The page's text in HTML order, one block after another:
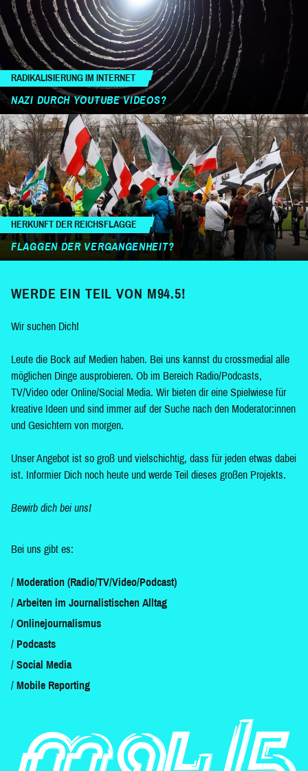
RADIKALISIERUNG IM INTERNET
NAZI DURCH YOUTUBE VIDEOS?
HERKUNFT DER REICHSFLAGGE
FLAGGEN DER VERGANGENHEIT?
WERDE EIN TEIL VON M94.5!
Wir suchen Dich!
Leute die Bock auf Medien haben. Bei uns kannst du crossmedial alle
möglichen Dinge ausprobieren. Ob im Bereich Radio/Podcasts,
TV/Video oder Online/Social Media. Wir bieten dir eine Spielwiese für
kreative Ideen und sind immer auf der Suche nach den Moderator:innen
und Gesichtern von morgen.
Unser Angebot ist so groß und vielschichtig, dass für jeden etwas dabei
ist. Informier Dich noch heute und werde Teil dieses großen Projekts.
Bewirb dich bei uns!
Bei uns gibt es:
Moderation (Radio/TV/Video/Podcast)
Arbeiten im Journalistischen Alltag
Onlinejournalismus
Podcasts
Social Media
Mobile Reporting